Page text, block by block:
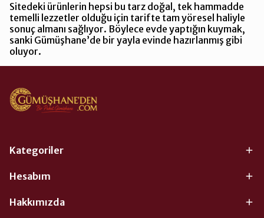
Sitedeki ürünlerin hepsi bu tarz doğal, tek hammadde
temelli lezzetler olduğu için tarifte tam yöresel haliyle
sonuç almanı sağlıyor. Böylece evde yaptığın kuymak,
sanki Gümüşhane’de bir yayla evinde hazırlanmış gibi
oluyor.
Kategoriler
Hesabım
Hakkımızda